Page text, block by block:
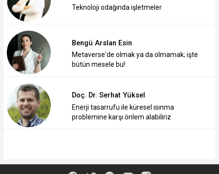
Teknoloji odağında işletmeler
Bengü Arslan Esin
Metaverse'de olmak ya da olmamak; işte
bütün mesele bu!
Doç. Dr. Serhat Yüksel
Enerji tasarrufu ile küresel ısınma
problemine karşı önlem alabiliriz